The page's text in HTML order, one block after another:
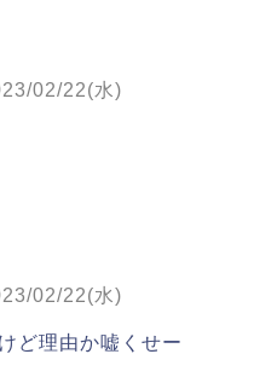
02/22(水)
02/22(水)
ど理由か嘘くせー